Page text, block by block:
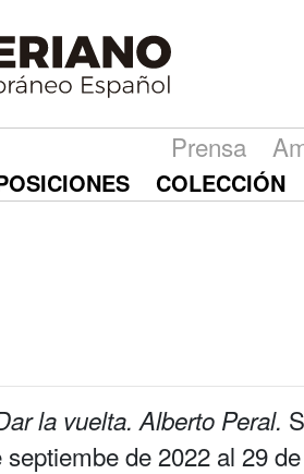
Prensa
COLECCIÓN
la vuelta. Alberto Peral.
de 2022 al 29